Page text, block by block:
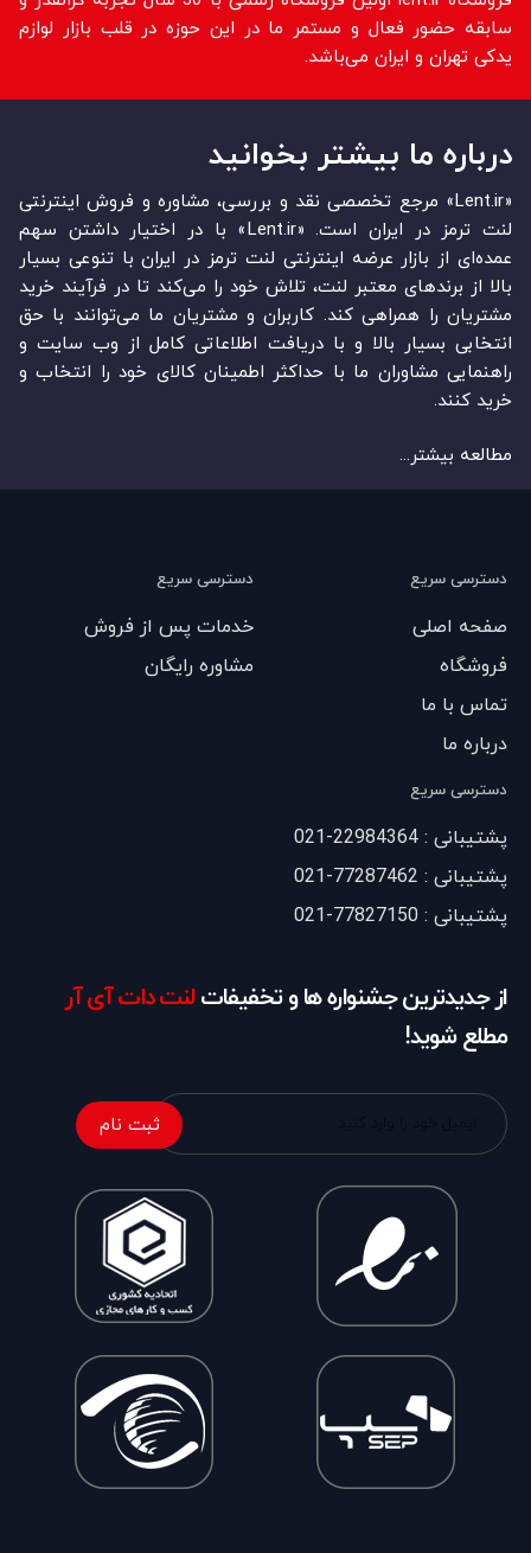
سابقه حضور فعال و مستمر ما در این حوزه در قلب بازار لوازم
یدکی تهران و ایران می‌باشد.
درباره ما بیشتر بخوانید
«Lent.ir» مرجع تخصصی نقد و بررسی، مشاوره و فروش اینترنتی
لنت ترمز در ایران است. «Lent.ir» با در اختیار داشتن سهم
عمده‏‌ای از بازار عرضه اینترنتی لنت ترمز در ایران با تنوعی بسیار
بالا از برندهای معتبر لنت، تلاش خود را می‌‏‏کند تا در فرآیند خرید
مشتریان را همراهی کند. کاربران و مشتریان ما می‏‏‌توانند با حق
انتخابی بسیار بالا و با دریافت اطلاعاتی کامل از وب سایت و
راهنمایی مشاوران ما با حداکثر اطمینان کالای خود را انتخاب و
خرید کنند.
مطالعه بیشتر...
دسترسی سریع
صفحه اصلی
فروشگاه
تماس با ما
درباره ما
دسترسی سریع
خدمات پس از فروش
مشاوره رایگان
دسترسی سریع
پشتیبانی : 22984364-021
پشتیبانی : 77287462-021
پشتیبانی : 77827150-021
از جدیدترین جشنواره ها و تخفیفاتلنت دات آی آر
مطلع شوید!
ثبت نام